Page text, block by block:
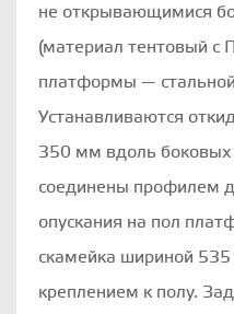
не открывающимися
(материал тентовый с
платформы —
Устанавливаются
350 мм вдоль боковых
соединены профилем
опускания на пол
скамейка шириной
креплением к полу.